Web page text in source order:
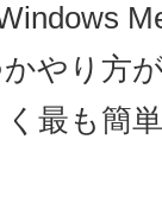
やり方
最も簡